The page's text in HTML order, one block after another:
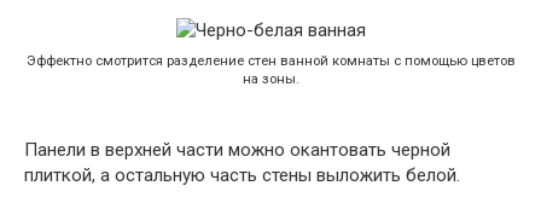
Эффектно смотрится разделение стен ванной комнаты с помощью цветов
на зоны.
Панели в верхней части можно окантовать черной
плиткой, а остальную часть стены выложить белой.